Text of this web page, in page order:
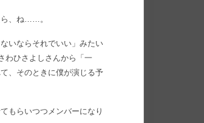
ら、ね……。
いならそれでいい」みたい
わひさよしさんから「一
、そのときに僕が演じる予
もらいつつメンバーになり